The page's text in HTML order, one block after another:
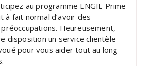
au programme ENGIE Prime
à fait normal d’avoir des
Heureusement,
disposition un service clientèle
pour vous aider tout au long